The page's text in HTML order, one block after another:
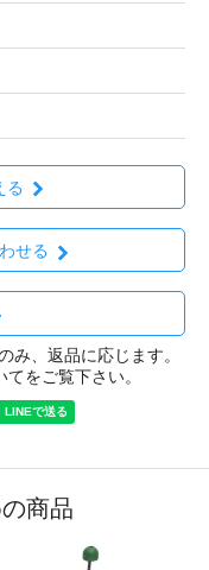
る
せる
み、返品に応じます。
をご覧下さい。
商品